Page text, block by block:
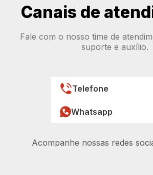
Canais de
Fale com o nosso time de
suporte e auxílio.
Telefone
Whatsapp
Acompanhe nossas redes